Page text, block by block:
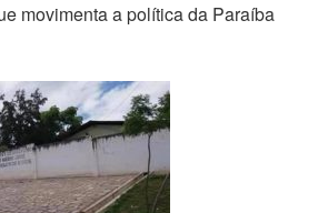
movimenta a política da Paraíba